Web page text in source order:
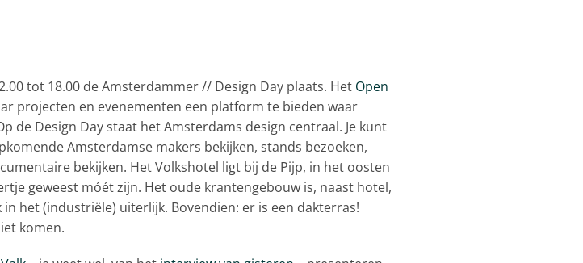
tot 18.00 de Amsterdammer // Design Day plaats. Het Open
projecten en evenementen een platform te bieden waar
de Design Day staat het Amsterdams design centraal. Je kunt
Amsterdamse makers bekijken, stands bezoeken,
bekijken. Het Volkshotel ligt bij de Pijp, in het oosten
geweest móét zijn. Het oude krantengebouw is, naast hotel,
het (industriële) uiterlijk. Bovendien: er is een dakterras!
komen.